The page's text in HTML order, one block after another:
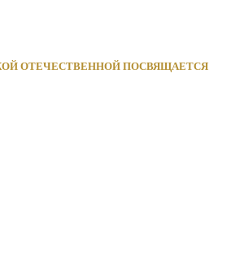
ОТЕЧЕСТВЕННОЙ ПОСВЯЩАЕТСЯ